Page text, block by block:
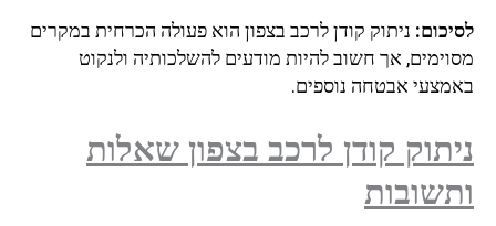
לסיכום: ניתוק קודן לרכב בצפון הוא פעולה הכרחית במקרים
מסוימים, אך חשוב להיות מודעים להשלכותיה ולנקוט
באמצעי אבטחה נוספים.
ניתוק קודן לרכב בצפון שאלות
ותשובות